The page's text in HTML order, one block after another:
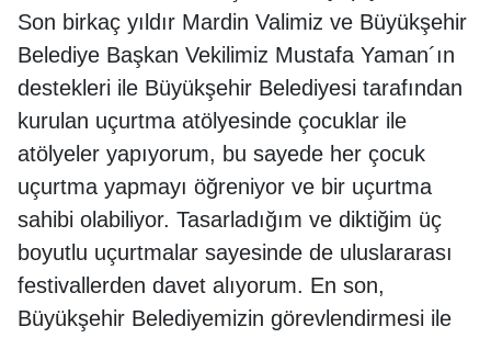
Son birkaç yıldır Mardin Valimiz ve Büyükşehir
Belediye Başkan Vekilimiz Mustafa Yaman´ın
destekleri ile Büyükşehir Belediyesi tarafından
kurulan uçurtma atölyesinde çocuklar ile
atölyeler yapıyorum, bu sayede her çocuk
uçurtma yapmayı öğreniyor ve bir uçurtma
sahibi olabiliyor. Tasarladığım ve diktiğim üç
boyutlu uçurtmalar sayesinde de uluslararası
festivallerden davet alıyorum. En son,
Büyükşehir Belediyemizin görevlendirmesi ile